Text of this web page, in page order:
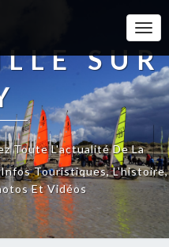
SUR
Toute L'actualité De La
Infos Touristiques, L'histoire,
Et Vidéos